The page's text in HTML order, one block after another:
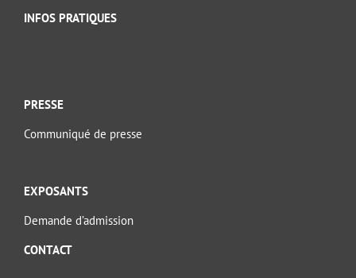
INFOS PRATIQUES
PRESSE
Communiqué de presse
EXPOSANTS
Demande d’admission
CONTACT